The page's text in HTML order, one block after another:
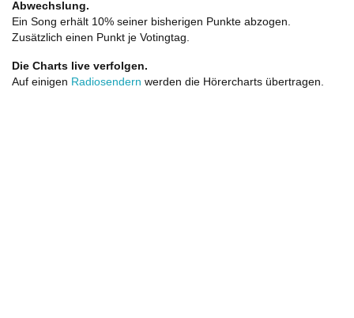
Abwechslung.
Ein Song erhält 10% seiner bisherigen Punkte abzogen.
Zusätzlich einen Punkt je Votingtag.
Die Charts live verfolgen.
Auf einigen Radiosendern werden die Hörercharts übertragen.